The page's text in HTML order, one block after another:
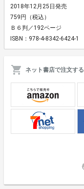
2018年12月25日発売
759円（税込）
Ｂ６判／192ページ
ISBN：978-4-8342-6424-1
ネット書店で注文する